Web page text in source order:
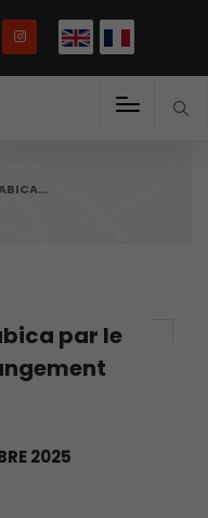
par le
2025
(English)